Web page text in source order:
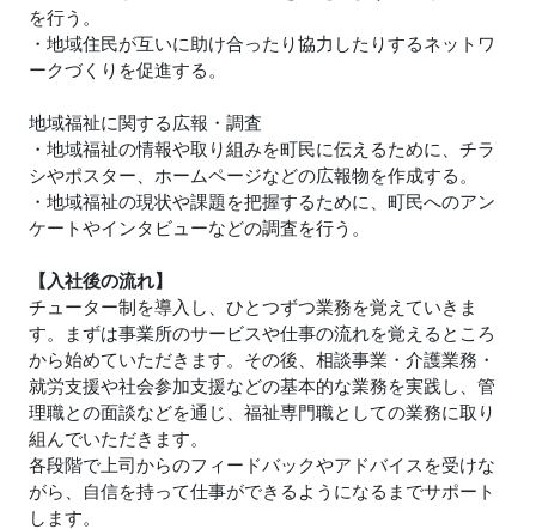
を行う。
・地域住民が互いに助け合ったり協力したりするネットワ
ークづくりを促進する。
地域福祉に関する広報・調査
・地域福祉の情報や取り組みを町民に伝えるために、チラ
シやポスター、ホームページなどの広報物を作成する。
・地域福祉の現状や課題を把握するために、町民へのアン
ケートやインタビューなどの調査を行う。
【入社後の流れ】
チューター制を導入し、ひとつずつ業務を覚えていきま
す。まずは事業所のサービスや仕事の流れを覚えるところ
から始めていただきます。その後、相談事業・介護業務・
就労支援や社会参加支援などの基本的な業務を実践し、管
理職との面談などを通じ、福祉専門職としての業務に取り
組んでいただきます。
各段階で上司からのフィードバックやアドバイスを受けな
がら、自信を持って仕事ができるようになるまでサポート
します。